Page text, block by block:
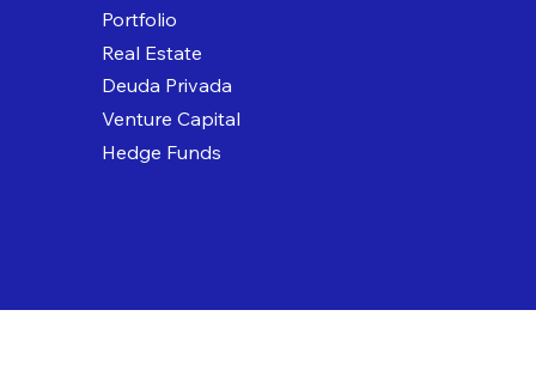
Portfolio
Real Estate
Deuda Privada
Venture Capital
Hedge Funds